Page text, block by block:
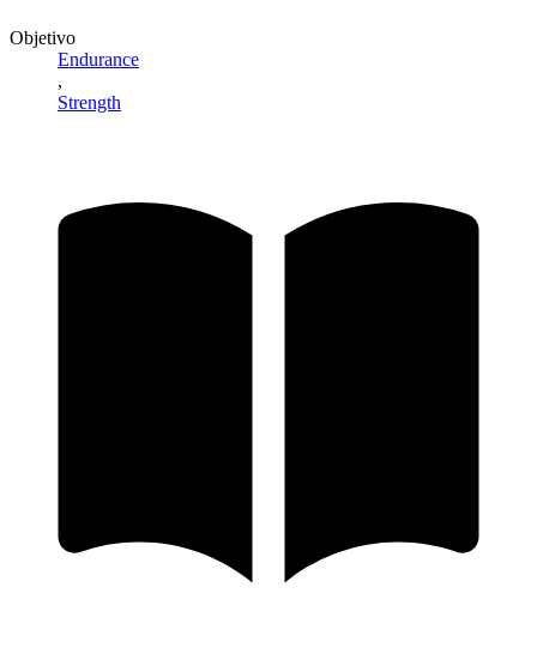
Objetivo
Endurance
,
Strength